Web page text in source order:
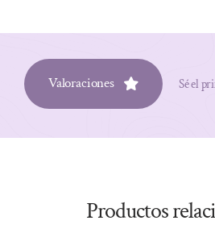
Valoraciones Sé el
Productos